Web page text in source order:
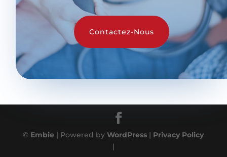
Contactez-Nous
© Embie | Powered byWordPress | Privacy Policy
|